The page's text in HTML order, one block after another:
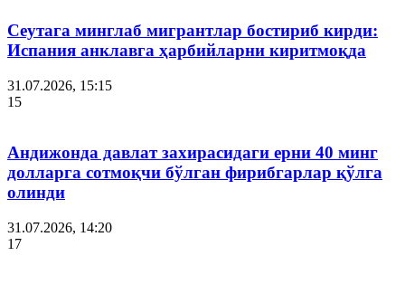
Сеутага минглаб мигрантлар бостириб кирди:
Испания анклавга ҳарбийларни киритмоқда
31.07.2026, 15:15
15
Андижонда давлат захирасидаги ерни 40 минг
долларга сотмоқчи бўлган фирибгарлар қўлга
олинди
31.07.2026, 14:20
17